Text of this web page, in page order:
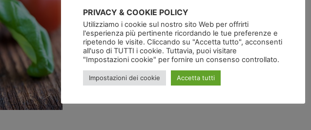
PRIVACY & COOKIE POLICY
Utilizziamo i cookie sul nostro sito Web per offrirti
l'esperienza più pertinente ricordando le tue preferenze e
ripetendo le visite. Cliccando su "Accetta tutto", acconsenti
all'uso di TUTTI i cookie. Tuttavia, puoi visitare
"Impostazioni cookie" per fornire un consenso controllato.
Impostazioni dei cookie Accetta tutti